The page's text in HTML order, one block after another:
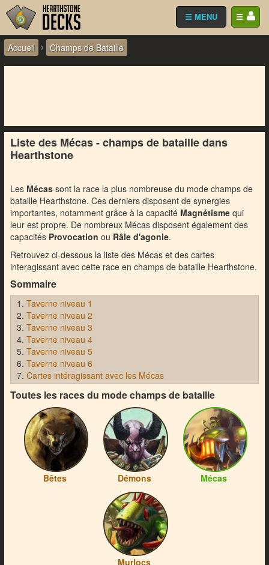
☰
☰ MENU
Accueil › Champs de Bataille
Liste des Mécas - champs de bataille dans
Hearthstone
Les Mécassont la race la plus nombreuse du mode champs de
bataille Hearthstone. Ces derniers disposent de synergies
importantes, notamment grâce à la capacité Magnétismequi
leur est propre. De nombreux Mécas disposent également des
capacités Provocation ou Râle d'agonie.
Retrouvez ci-dessous la liste des Mécas et des cartes
interagissant avec cette race en champs de bataille Hearthstone.
Sommaire
Taverne niveau 1
Taverne niveau 2
Taverne niveau 3
Taverne niveau 4
Taverne niveau 5
Taverne niveau 6
Cartes intéragissant avec les Mécas
Toutes les races du mode champs de bataille
Bêtes Démons Mécas
Murlocs